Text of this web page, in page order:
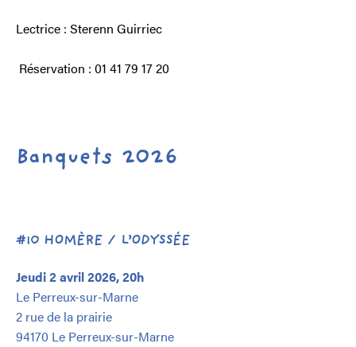
Lectrice : Sterenn Guirriec
Réservation : 01 41 79 17 20
Banquets 2026
#10 HOMÈRE / L’ODYSSÉE
Jeudi 2 avril 2026, 20h
Le Perreux-sur-Marne
2 rue de la prairie
94170 Le Perreux-sur-Marne